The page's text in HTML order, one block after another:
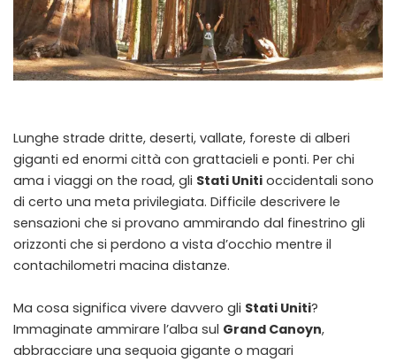
Lunghe strade dritte, deserti, vallate, foreste di alberi
giganti ed enormi città con grattacieli e ponti. Per chi
ama i viaggi on the road, gli Stati Uniti occidentali sono
di certo una meta privilegiata. Difficile descrivere le
sensazioni che si provano ammirando dal finestrino gli
orizzonti che si perdono a vista d’occhio mentre il
contachilometri macina distanze.
Ma cosa significa vivere davvero gli Stati Uniti?
Immaginate ammirare l’alba sul Grand Canoyn,
abbracciare una sequoia gigante o magari